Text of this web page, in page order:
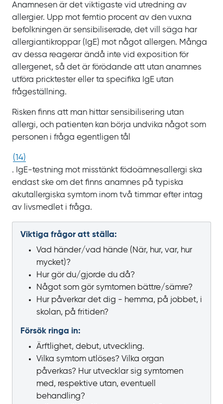
Anamnesen är det viktigaste vid utredning av
allergier. Upp mot femtio procent av den vuxna
befolkningen är sensibiliserade, det vill säga har
allergiantikroppar (IgE) mot något allergen. Många
av dessa reagerar ändå inte vid exposition för
allergenet, så det är förödande att utan anamnes
utföra pricktester eller ta specifika IgE utan
frågeställning.
Risken finns att man hittar sensibilisering utan
allergi, och patienten kan börja undvika något som
personen i fråga egentligen tål
(14)
. IgE‍-‍testning mot misstänkt födoämnesallergi ska
endast ske om det finns anamnes på typiska
akutallergiska symtom inom två timmar efter intag
av livsmedlet i fråga.
Viktiga frågor att ställa:
Vad händer/vad hände (När, hur, var, hur
mycket)?
Hur gör du/gjorde du då?
Något som gör symtomen bättre/sämre?
Hur påverkar det dig - hemma, på jobbet, i
skolan, på fritiden?
Försök ringa in:
Ärftlighet, debut, utveckling.
Vilka symtom utlöses? Vilka organ
påverkas? Hur utvecklar sig symtomen
med, respektive utan, eventuell
behandling?